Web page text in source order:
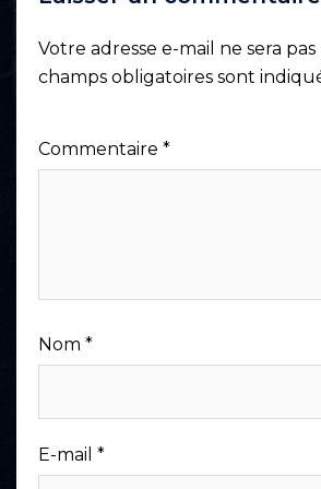
Votre adresse e-mail ne sera
champs obligatoires sont
Commentaire *
Nom *
E-mail *